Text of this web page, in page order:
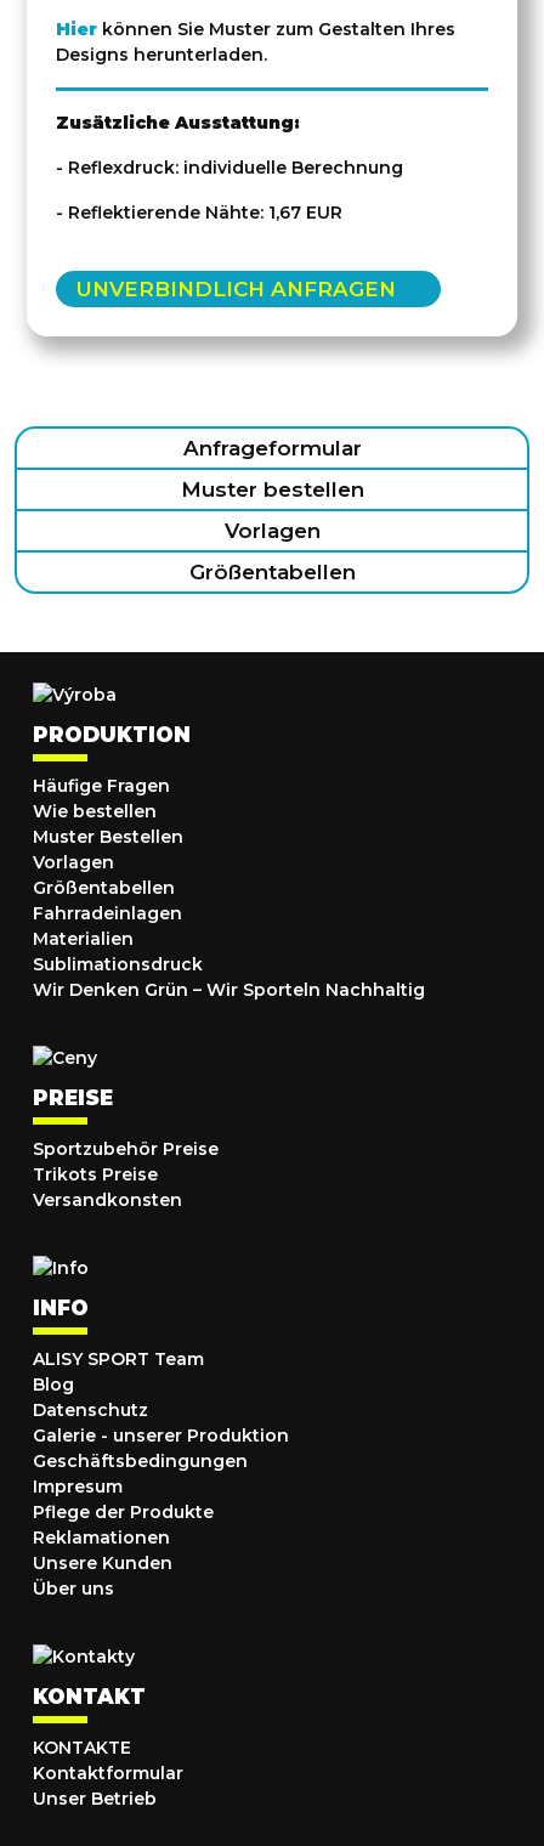
Hier können Sie Muster zum Gestalten Ihres
Designs herunterladen.
Zusätzliche Ausstattung:
- Reflexdruck: individuelle Berechnung
- Reflektierende Nähte: 1,67 EUR
UNVERBINDLICH ANFRAGEN
Anfrageformular
Muster bestellen
Vorlagen
Größentabellen
PRODUKTION
Häufige Fragen
Wie bestellen
Muster Bestellen
Vorlagen
Größentabellen
Fahrradeinlagen
Materialien
Sublimationsdruck
Wir Denken Grün – Wir Sporteln Nachhaltig
PREISE
Sportzubehör Preise
Trikots Preise
Versandkonsten
INFO
ALISY SPORT Team
Blog
Datenschutz
Galerie - unserer Produktion
Geschäftsbedingungen
Impresum
Pflege der Produkte
Reklamationen
Unsere Kunden
Über uns
KONTAKT
KONTAKTE
Kontaktformular
Unser Betrieb